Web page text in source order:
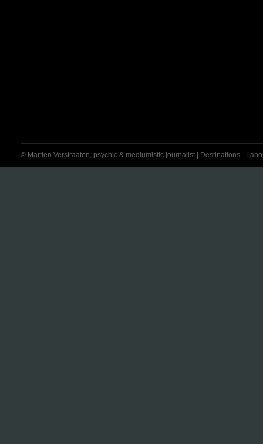
© Martien Verstraaten, psychic & mediumistic journalist | Destinations -